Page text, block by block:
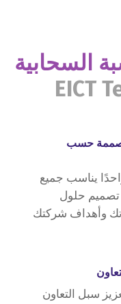
السحابية
EICT
مصممة حسب
يناسب جميع
تصميم حلول
وأهداف شركتك
سبل التعاون